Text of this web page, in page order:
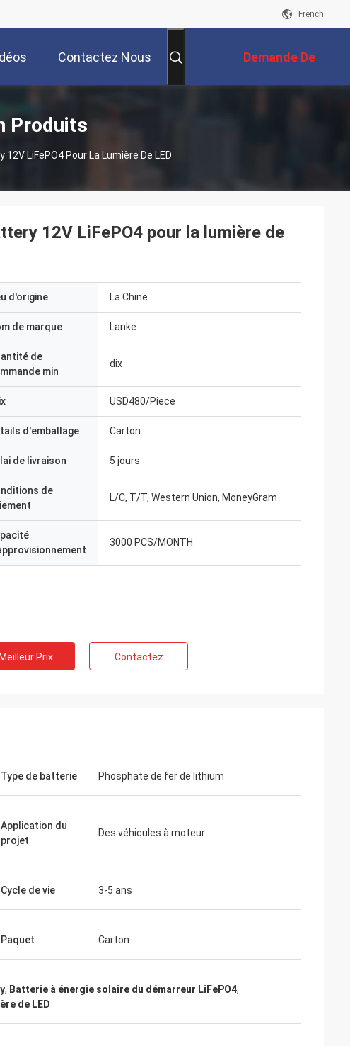
French
Contactez Nous Demande De
Soumission
Produits
LiFePO4 Pour La Lumière De LED
12V LiFePO4 pour la lumière de
d'origine La Chine
de marque Lanke
de
min
dix
USD480/Piece
d'emballage Carton
de livraison 5 jours
de
L/C, T/T, Western Union, MoneyGram
3000 PCS/MONTH
Meilleur Prix Contactez
Type de batterie Phosphate de fer de lithium
Application du
projet
Des véhicules à moteur
Cycle de vie 3-5 ans
Paquet Carton
, Batterie à énergie solaire du démarreur LiFePO4,
de LED